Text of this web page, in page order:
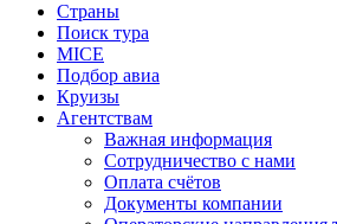
Страны
Поиск тура
MICE
Подбор авиа
Круизы
Агентствам
Важная информация
Сотрудничество с нами
Оплата счётов
Документы компании